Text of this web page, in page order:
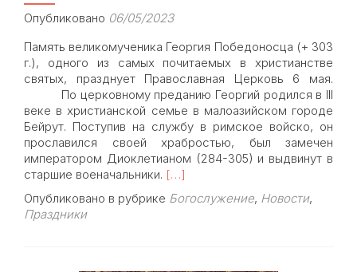
Опубликовано 06/05/2023
Память великомученика Георгия Победоносца (+ 303
г.), одного из самых почитаемых в христианстве
святых, празднует Православная Церковь 6 мая.
По церковному преданию Георгий родился в III
веке в христианской семье в малоазийском городе
Бейрут. Поступив на службу в римское войско, он
прославился своей храбростью, был замечен
императором Диоклетианом (284-305) и выдвинут в
старшие военачальники. Read
about
[…]
Опубликовано в рубрике Богослужение, Новости,
Праздники